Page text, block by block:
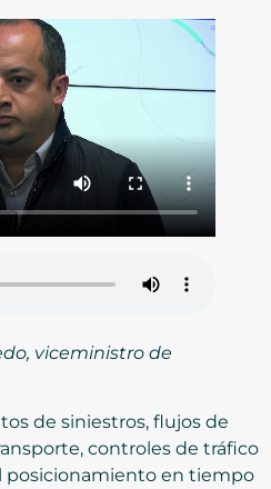
viceministro de
de siniestros, flujos de
controles de tráfico
posicionamiento en tiempo